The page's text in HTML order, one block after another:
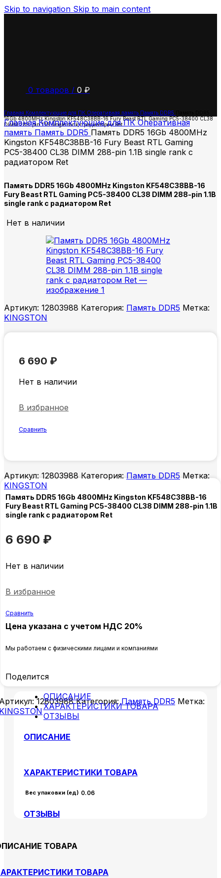
Skip to navigation Skip to main content
0 товаров / 0 ₽
Главная Комплектующие для ПК Оперативная память Память DDR5
16Gb 4800MHz Kingston KF548C38BB-16 Fury Beast RTL Gaming PC5-38400 CL38
DIMM 288-pin 1.1В single rank с радиатором Ret
ГлавнаяКомплектующие для ПКОперативная
память Память DDR5 Память DDR5 16Gb 4800MHz
Kingston KF548C38BB-16 Fury Beast RTL Gaming
PC5-38400 CL38 DIMM 288-pin 1.1В single rank с
радиатором Ret
Память DDR5 16Gb 4800MHz Kingston KF548C38BB-16
Fury Beast RTL Gaming PC5-38400 CL38 DIMM 288-pin 1.1В
single rank с радиатором Ret
Нет в наличии
Артикул: 12803988 Категория: Память DDR5 Метка:
KINGSTON
6 690 ₽
Нет в наличии
В избранное
Сравнить
Артикул:12803988Категория: Память DDR5 Метка:
KINGSTON
Память DDR5 16Gb 4800MHz Kingston KF548C38BB-16
Fury Beast RTL Gaming PC5-38400 CL38 DIMM 288-pin 1.1В
single rank с радиатором Ret
6 690 ₽
Нет в наличии
В избранное
Сравнить
Цена указана с учетом НДС 20%
Мы работаем с физическими лицами и компаниями
Поделится
12803988Категория: Память DDR5 Метка:
ОПИСАНИЕ
ХАРАКТЕРИСТИКИ ТОВАРА
ОТЗЫВЫ
ОПИСАНИЕ
ХАРАКТЕРИСТИКИ ТОВАРА
Вес упаковки (ед) 0.06
ОТЗЫВЫ
ТОВАРА
ТОВАРА